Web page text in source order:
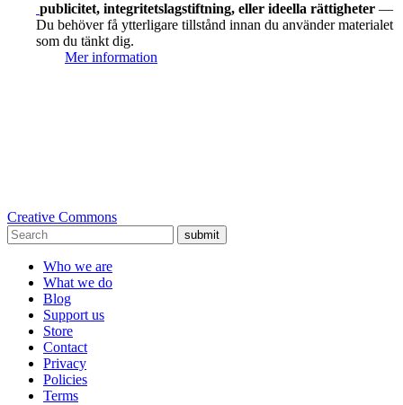
publicitet, integritetslagstiftning, eller ideella rättigheter —
Du behöver få ytterligare tillstånd innan du använder materialet
som du tänkt dig.
Mer information
Creative Commons
submit
Who we are
What we do
Blog
Support us
Store
Contact
Privacy
Policies
Terms